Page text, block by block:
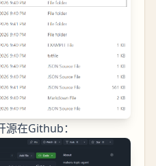
在Github：